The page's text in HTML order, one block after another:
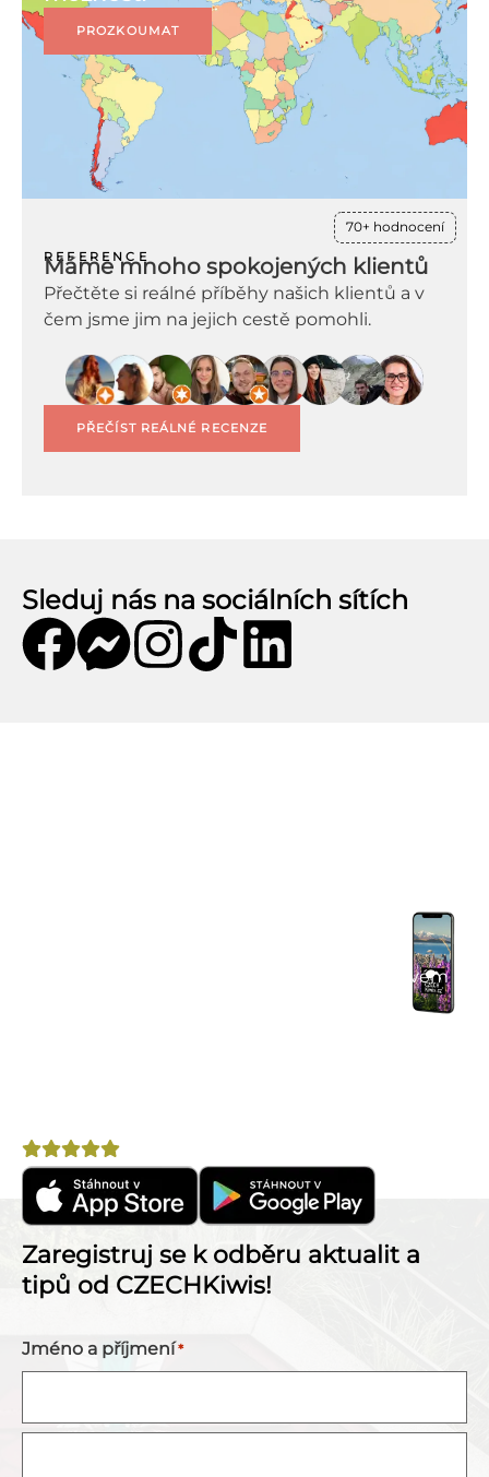
PROZKOUMAT
70+ hodnocení
REFERENCE
Máme mnoho spokojených klientů
Přečtěte si reálné příběhy našich klientů a v
čem jsme jim na jejich cestě pomohli.
PŘEČÍST REÁLNÉ RECENZE
Sleduj nás na sociálních sítích
– spoj se s cestovateli ve svém
Hodnocení
Zaregistruj se k odběru aktualit a
tipů od CZECHKiwis!
Jméno a příjmení *